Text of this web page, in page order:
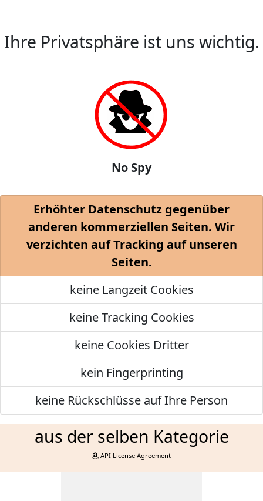
Ihre Privatsphäre ist uns wichtig.
No Spy
Erhöhter Datenschutz gegenüber
anderen kommerziellen Seiten. Wir
verzichten auf Tracking auf unseren
Seiten.
keine Langzeit Cookies
keine Tracking Cookies
keine Cookies Dritter
kein Fingerprinting
keine Rückschlüsse auf Ihre Person
aus der selben Kategorie
API License Agreement